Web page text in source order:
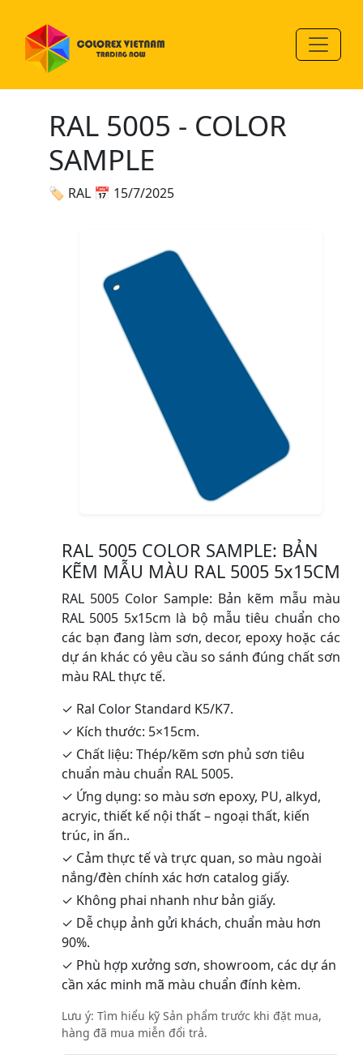
RAL 5005 - COLOR
SAMPLE
🏷 RAL 📅 15/7/2025
RAL 5005 COLOR SAMPLE: BẢN
KẼM MẪU MÀU RAL 5005 5x15CM
RAL 5005 Color Sample: Bản kẽm mẫu màu
RAL 5005 5x15cm là bộ mẫu tiêu chuẩn cho
các bạn đang làm sơn, decor, epoxy hoặc các
dự án khác có yêu cầu so sánh đúng chất sơn
màu RAL thực tế.
✓ Ral Color Standard K5/K7.
✓ Kích thước: 5×15cm.
✓ Chất liệu: Thép/kẽm sơn phủ sơn tiêu
chuẩn màu chuẩn RAL 5005.
✓ Ứng dụng: so màu sơn epoxy, PU, alkyd,
acryic, thiết kế nội thất – ngoại thất, kiến
trúc, in ấn..
✓ Cảm thực tế và trực quan, so màu ngoài
nắng/đèn chính xác hơn catalog giấy.
✓ Không phai nhanh như bản giấy.
✓ Dễ chụp ảnh gửi khách, chuẩn màu hơn
90%.
✓ Phù hợp xưởng sơn, showroom, các dự án
cần xác minh mã màu chuẩn đính kèm.
Lưu ý: Tìm hiểu kỹ Sản phẩm trước khi đặt mua,
hàng đã mua miễn đổi trả.